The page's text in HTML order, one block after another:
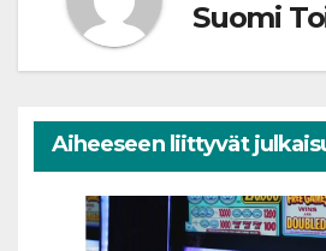
Suomi
Aiheeseen liittyvät